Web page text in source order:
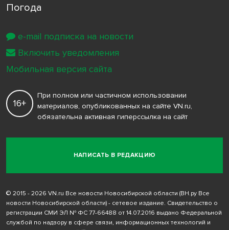
Погода
НАПИСАТЬ В РЕДАКЦИЮ
16+
При полном или частичном использовании
материалов, опубликованных на сайте VN.ru,
обязательна активная гиперссылка на сайт
© 2015 - 2026 VN.ru Все новости Новосибирской области (ВН.ру Все
новости Новосибирской области) - сетевое издание. Свидетельство о
регистрации СМИ ЭЛ № ФС 77-66488 от 14.07.2016 выдано Федеральной
службой по надзору в сфере связи, информационных технологий и
e-mail подписка на новости
Включить уведомления
Мобильная версия сайта